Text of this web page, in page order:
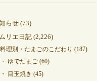
らせ (73)
リエ日記 (2,226)
料理別・たまごのこだわり (187)
ゆでたまご (60)
目玉焼き (45)